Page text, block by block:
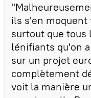
ils s'en
surtout que tous
lénifiants qu'on
sur un projet
complètement
voit la manière